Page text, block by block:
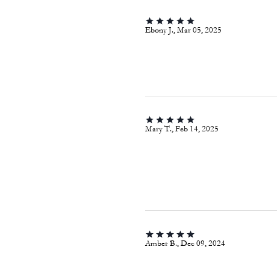
Ebony J., Mar 05, 2025
Mary T., Feb 14, 2025
Amber B., Dec 09, 2024